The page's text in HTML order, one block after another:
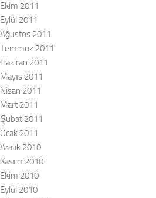
Ekim 2011
Eylül 2011
Ağustos 2011
Temmuz 2011
Haziran 2011
Mayıs 2011
Nisan 2011
Mart 2011
Şubat 2011
Ocak 2011
Aralık 2010
Kasım 2010
Ekim 2010
Eylül 2010